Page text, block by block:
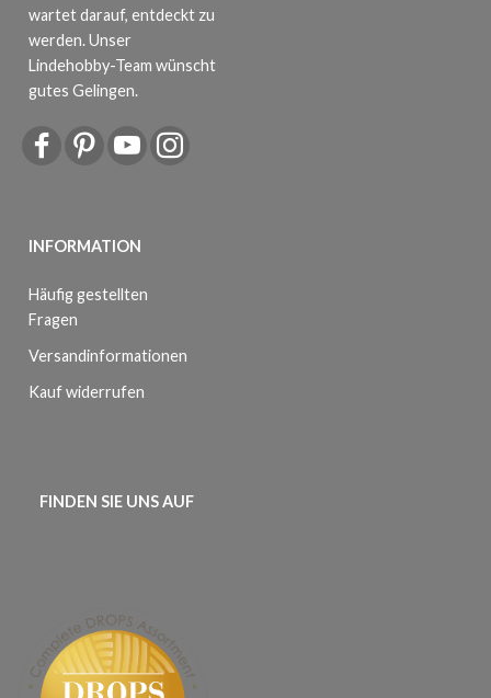
wartet darauf, entdeckt zu
werden. Unser
Lindehobby-Team wünscht
gutes Gelingen.
INFORMATION
Häufig gestellten
Fragen
Versandinformationen
Kauf widerrufen
FINDEN SIE UNS AUF